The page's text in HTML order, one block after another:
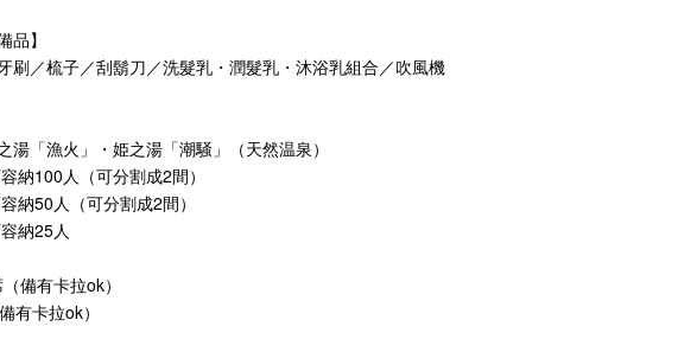
品】
刷／梳子／刮鬍刀／洗髮乳・潤髮乳・沐浴乳組合／吹風機
湯「漁火」・姫之湯「潮騒」（天然温泉）
納100人（可分割成2間）
納50人（可分割成2間）
納25人
備有卡拉ok）
有卡拉ok）